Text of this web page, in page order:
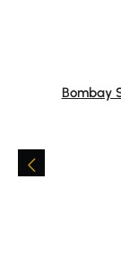
Average rating
Bombay